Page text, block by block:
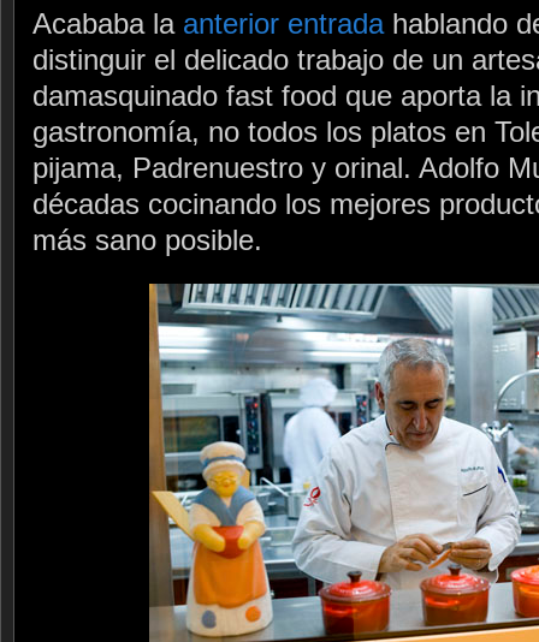
Acababa la anterior entradahablando
distinguir el delicado trabajo de un
damasquinado fast food que aporta la
gastronomía, no todos los platos en
pijama, Padrenuestro y orinal. Adolfo
décadas cocinando los mejores
más sano posible.